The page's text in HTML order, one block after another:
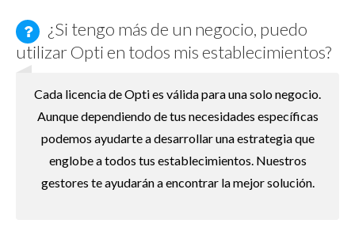
¿Si tengo más de un negocio, puedo
utilizar Opti en todos mis establecimientos?
Cada licencia de Opti es válida para una solo negocio.
Aunque dependiendo de tus necesidades específicas
podemos ayudarte a desarrollar una estrategia que
englobe a todos tus establecimientos. Nuestros
gestores te ayudarán a encontrar la mejor solución.